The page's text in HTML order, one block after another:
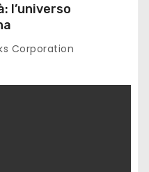
l’universo
Corporation